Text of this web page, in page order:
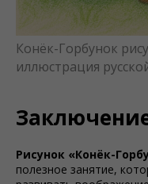
Конёк-Горбунок
иллюстрация
Рисунок «Конёк-
полезное занятие,